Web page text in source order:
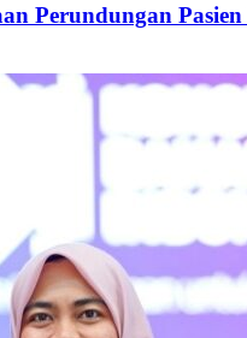
Perundungan